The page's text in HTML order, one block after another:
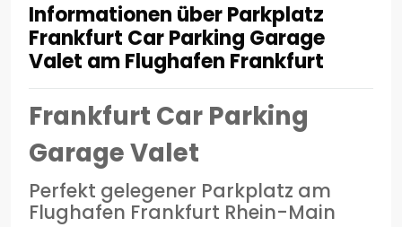
Informationen über Parkplatz
Frankfurt Car Parking Garage
Valet am Flughafen Frankfurt
Frankfurt Car Parking
Garage Valet
Perfekt gelegener Parkplatz am
Flughafen Frankfurt Rhein-Main